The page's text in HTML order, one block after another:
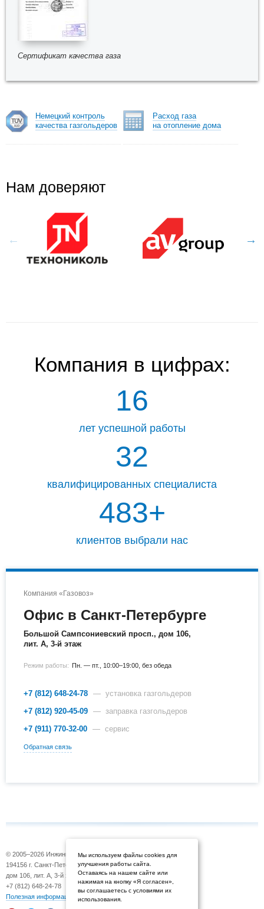
Сертификат качества газа
Немецкий контроль
качества газгольдеров
Расход газа
на отопление дома
Нам доверяют
Компания в цифрах:
16
лет успешной работы
32
квалифицированных специалиста
488+
клиентов выбрали нас
Компания «Газовоз»
Офис в Санкт-Петербурге
Большой Сампсониевский просп., дом 106,
лит. А, 3-й этаж
Режим работы: Пн. — пт., 10:00–19:00, без обеда
+7 (812) 648-24-78 — установка газгольдеров
+7 (812) 920-45-09 — заправка газгольдеров
+7 (911) 770-32-00 — сервис
Обратная связь
© 2005–2026 Инжиниринговая компания «Газовоз»
194156 г. Санкт-Петербург, Б. Сампсониевский просп.,
дом 106, лит. А, 3-й этаж
+7 (812) 648-24-78
Полезная информация
Мы используем файлы cookies для
улучшения работы сайта.
Оставаясь на нашем сайте или
нажимая на кнопку «Я согласен»,
вы соглашаетесь с условиями их
использования.